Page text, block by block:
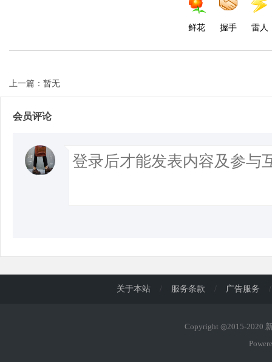
鲜花 握手 雷人
上一篇：暂无
会员评论
关于本站 / 服务条款 / 广告服务 /
Copyright ◎2015-2020